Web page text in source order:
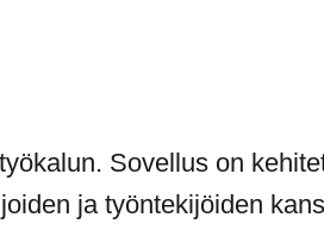
Sovellus on
ja työntekijöiden